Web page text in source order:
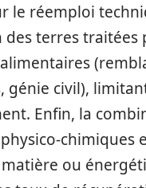
le réemploi
des terres traitées
génie civil),
Enfin, la
ou